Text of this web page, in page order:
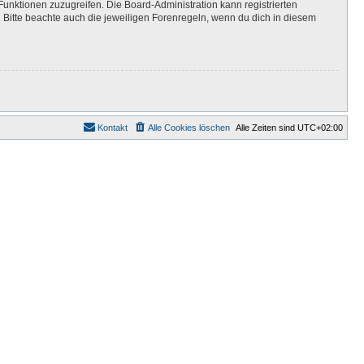
zuzugreifen. Die Board-Administration kann registrierten
beachte auch die jeweiligen Forenregeln, wenn du dich in diesem
Alle Zeiten sind UTC+02:00
Alle Cookies löschen
Kontakt